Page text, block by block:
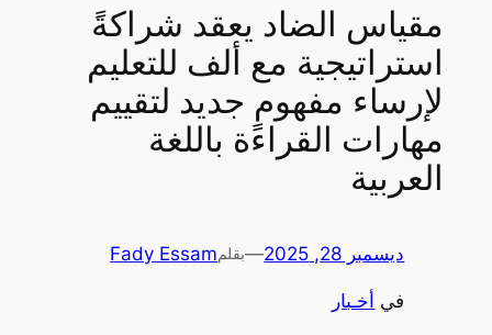
مقياس الضاد يعقد شراكةً
استراتيجية مع ألف للتعليم
لإرساء مفهومٍ جديد لتقييم
مهارات القراءة باللغة
العربية
ديسمبر 28, 2025 —بقلمFady Essam
في أخـبار